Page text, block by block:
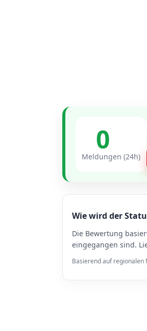
0
Meldungen (24h)
Wie wird der
Die Bewertung
eingegangen sind.
Basierend auf regionalen